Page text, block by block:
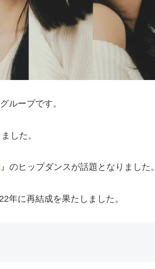
ループです。
した。
』のヒップダンスが話題となりました。
年に再結成を果たしました。